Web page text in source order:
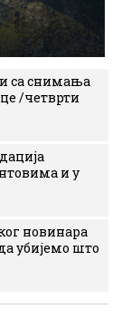
са снимања
/четврти
и у
новинара
убијемо што